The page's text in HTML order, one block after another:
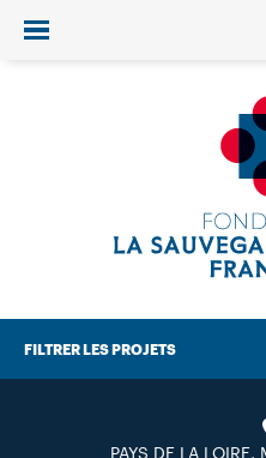
Ouvrir/fermer le menu
FILTRER LES PROJETS
PAYS DE LA